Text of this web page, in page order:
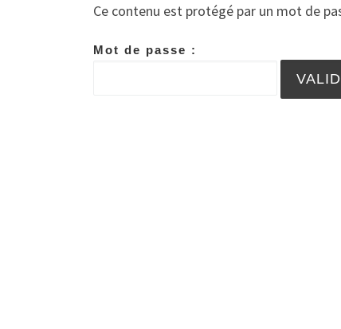
Ce contenu est protégé par un mot de
Mot de passe :